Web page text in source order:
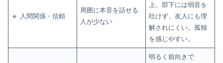
🔹 人間関係・信頼
周囲に本音を話せる
人が少ない
上、部下には弱音を
吐けず、友人にも理
解されにくい。孤独
を感じやすい。
明るく前向きで